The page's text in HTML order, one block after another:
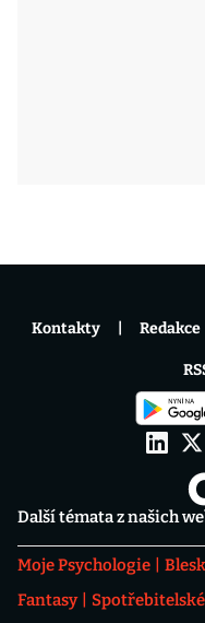
Další témata z našich
Moje Psychologie
Fantasy
Kontakty Redakce